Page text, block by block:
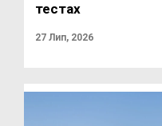
тестах
27 Лип, 2026